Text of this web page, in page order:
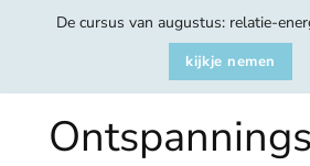
De cursus van augustus: relatie-
kijkje nemen